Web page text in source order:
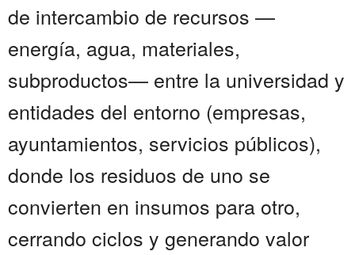
de intercambio de recursos —
energía, agua, materiales,
subproductos— entre la universidad y
entidades del entorno (empresas,
ayuntamientos, servicios públicos),
donde los residuos de uno se
convierten en insumos para otro,
cerrando ciclos y generando valor